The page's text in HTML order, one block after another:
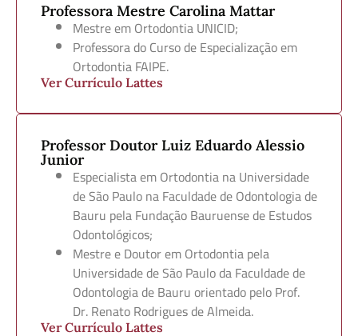
Professora Mestre Carolina Mattar
Mestre em Ortodontia UNICID;
Professora do Curso de Especialização em
Ortodontia FAIPE.
Ver Currículo Lattes
Professor Doutor Luiz Eduardo Alessio
Junior
Especialista em Ortodontia na Universidade
de São Paulo na Faculdade de Odontologia de
Bauru pela Fundação Bauruense de Estudos
Odontológicos;
Mestre e Doutor em Ortodontia pela
Universidade de São Paulo da Faculdade de
Odontologia de Bauru orientado pelo Prof.
Dr. Renato Rodrigues de Almeida.
Ver Currículo Lattes